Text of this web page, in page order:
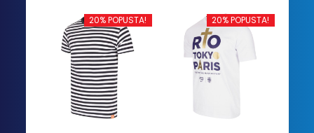
ima
više
varijanti.
Opcije
mogu
biti
izabrane
ima
više
varijanti.
Opcije
izabrane
20% POPUSTA! 20% POPUSTA!